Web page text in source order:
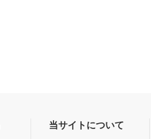
当サイトについて